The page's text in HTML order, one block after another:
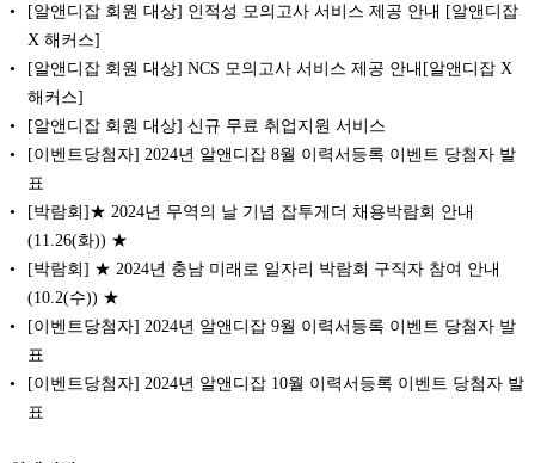
[알앤디잡 회원 대상] 인적성 모의고사 서비스 제공 안내 [알앤디잡
X 해커스]
[알앤디잡 회원 대상] NCS 모의고사 서비스 제공 안내[알앤디잡 X
해커스]
[알앤디잡 회원 대상] 신규 무료 취업지원 서비스
[이벤트당첨자] 2024년 알앤디잡 8월 이력서등록 이벤트 당첨자 발
표
[박람회]★ 2024년 무역의 날 기념 잡투게더 채용박람회 안내
(11.26(화)) ★
[박람회] ★ 2024년 충남 미래로 일자리 박람회 구직자 참여 안내
(10.2(수)) ★
[이벤트당첨자] 2024년 알앤디잡 9월 이력서등록 이벤트 당첨자 발
표
[이벤트당첨자] 2024년 알앤디잡 10월 이력서등록 이벤트 당첨자 발
표